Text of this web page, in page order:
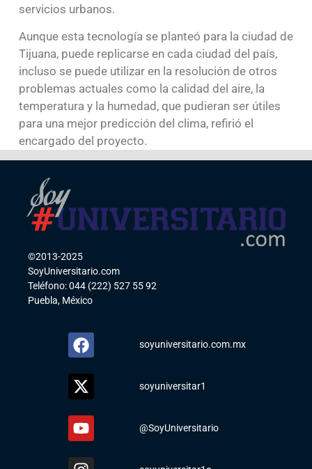
servicios urbanos.
Aunque esta tecnología se planteó para la ciudad de
Tijuana, puede replicarse en cada ciudad del país,
incluso se puede utilizar en la resolución de otros
problemas actuales como la calidad del aire, la
temperatura y la humedad, que pudieran ser útiles
para una mejor predicción del clima, refirió el
encargado del proyecto.
©2013-2025
SoyUniversitario.com
Teléfono: 044 (222) 527 55 92
Puebla, México
soyuniversitario.com.mx
soyuniversitar1
@SoyUniversitario